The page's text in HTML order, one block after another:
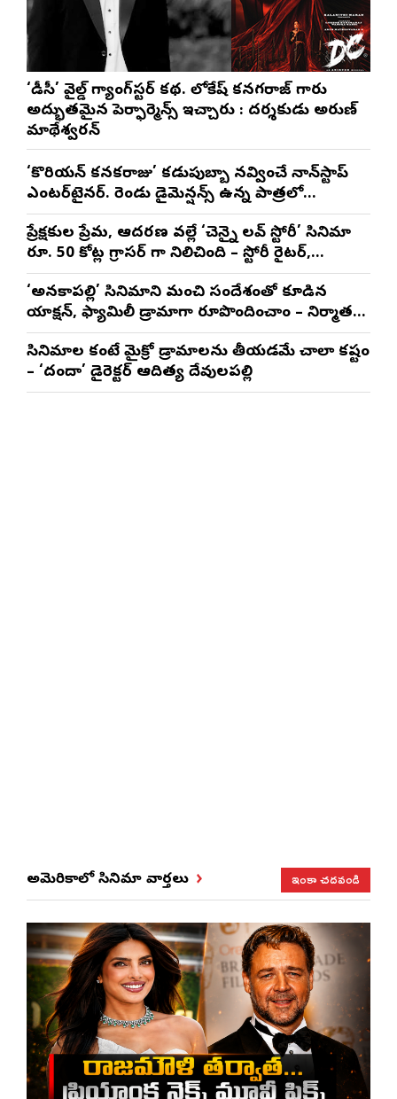
‘డీసీ’ వైల్డ్ గ్యాంగ్‌స్టర్ కథ. లోకేష్ కనగరాజ్ గారు
అద్భుతమైన పెర్ఫార్మెన్స్ ఇచ్చారు : దర్శకుడు అరుణ్
మాథేశ్వరన్
‘కొరియన్ కనకరాజు’ కడుపుబ్బా నవ్వించే నాన్‌స్టాప్
ఎంటర్‌టైనర్. రెండు డైమెన్షన్స్ ఉన్న పాత్రలో
నటించడం చాలా సంతృప్తినిచ్చింది : వరుణ్ తేజ్
ప్రేక్షకుల ప్రేమ, ఆదరణ వల్లే ‘చెన్నై లవ్ స్టోరీ’ సినిమా
రూ. 50 కోట్ల గ్రాసర్ గా నిలిచింది – స్టోరీ రైటర్,
ప్రొడ్యూసర్ సాయి రాజేష్
‘అనకాపల్లి’ సినిమాని మంచి సందేశంతో కూడిన
యాక్షన్, ఫ్యామిలీ డ్రామాగా రూపొందించాం – నిర్మాతలు
త్రినాథరావు నక్కిన, కాండ్రేగుల నాయుడు
సినిమాల కంటే మైక్రో డ్రామాలను తీయడమే చాలా కష్టం
– ‘దందా’ డైరెక్ట‌ర్ ఆదిత్య దేవులపల్లి
అమెరికాలో సినిమా వార్తలు ఇంకా చదవండి